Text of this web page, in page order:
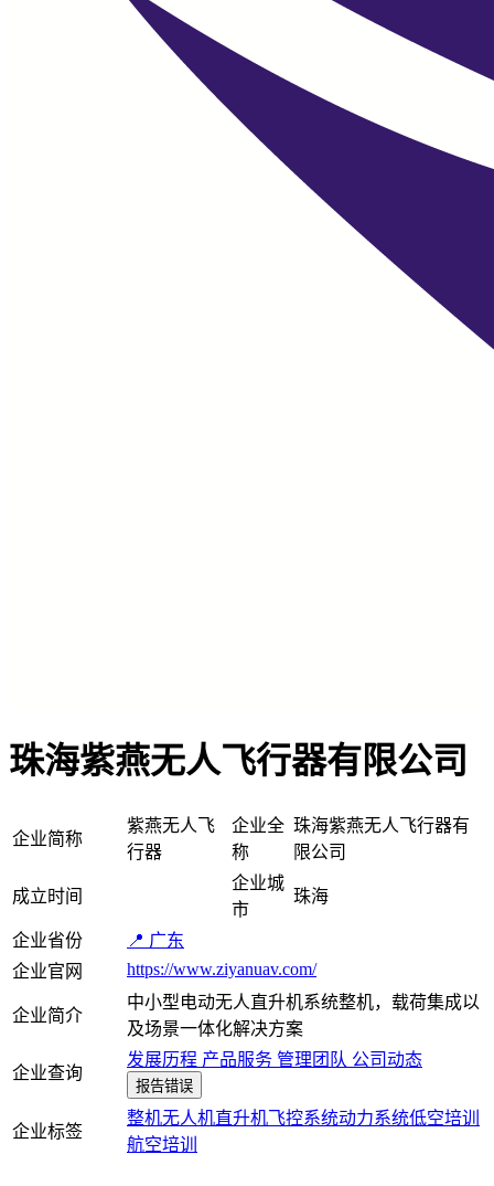
珠海紫燕无人飞行器有限公司
企业简称
紫燕无人飞
行器
企业全
称
珠海紫燕无人飞行器有
限公司
成立时间
企业城
市
珠海
企业省份
📍 广东
企业官网
https://www.ziyanuav.com/
企业简介
中小型电动无人直升机系统整机，载荷集成以
及场景一体化解决方案
企业查询
发展历程 产品服务 管理团队 公司动态
报告错误
企业标签
整机无人机直升机飞控系统动力系统低空培训
航空培训